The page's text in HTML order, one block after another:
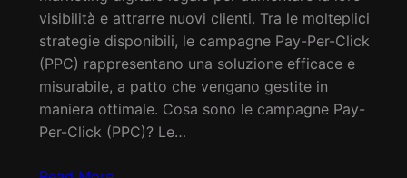
visibilità e attrarre nuovi clienti. Tra le molteplici
strategie disponibili, le campagne Pay-Per-Click
(PPC) rappresentano una soluzione efficace e
misurabile, a patto che vengano gestite in
maniera ottimale. Cosa sono le campagne Pay-
Per-Click (PPC)? Le…